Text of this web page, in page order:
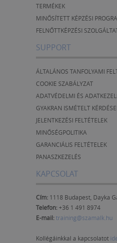
TERMÉKEK
MINŐSÍTETT KÉPZÉSI
FELNŐTTKÉPZÉSI
SUPPORT
ÁLTALÁNOS TANFOLYAMI
COOKIE SZABÁLYZAT
ADATVÉDELMI ÉS
GYAKRAN ISMÉTELT
JELENTKEZÉSI FELTÉTELEK
MINŐSÉGPOLITIKA
GARANCIÁLIS FELTÉTELEK
PANASZKEZELÉS
KAPCSOLAT
Cím: 1118 Budapest, Dayka
Telefon:+36 1 491 8974
E-mail:training@szamalk.hu
Kollégáinkkal a kapcsolatot